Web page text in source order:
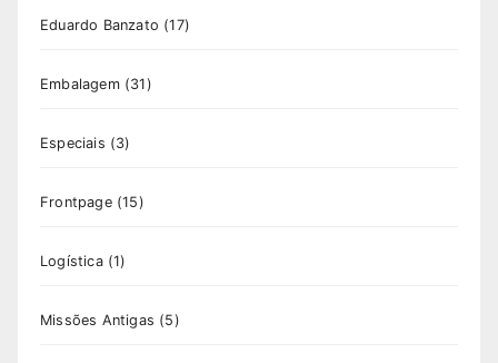
Eduardo Banzato (17)
Embalagem(31)
Especiais (3)
Frontpage(15)
Logística(1)
Missões Antigas (5)